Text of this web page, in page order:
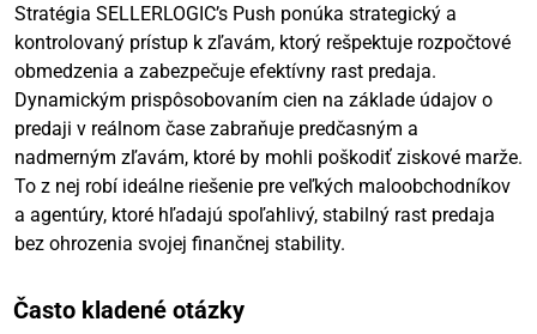
Stratégia SELLERLOGIC’s Push ponúka strategický a
kontrolovaný prístup k zľavám, ktorý rešpektuje rozpočtové
obmedzenia a zabezpečuje efektívny rast predaja.
Dynamickým prispôsobovaním cien na základe údajov o
predaji v reálnom čase zabraňuje predčasným a
nadmerným zľavám, ktoré by mohli poškodiť ziskové marže.
To z nej robí ideálne riešenie pre veľkých maloobchodníkov
a agentúry, ktoré hľadajú spoľahlivý, stabilný rast predaja
bez ohrozenia svojej finančnej stability.
Často kladené otázky